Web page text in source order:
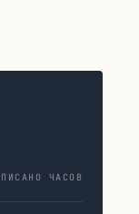
ЧАСОВ